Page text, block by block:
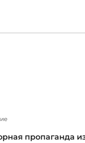
пропаганда